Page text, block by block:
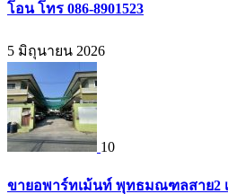
โอน โทร 086-8901523
5 มิถุนายน 2026
10
ขายอพาร์ทเม้นท์ พุทธมณฑลสาย2 เ